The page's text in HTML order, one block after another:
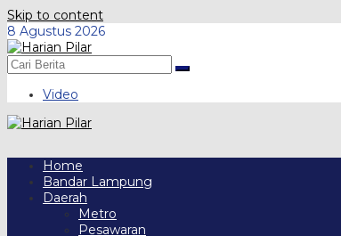
Skip to content
8 Agustus 2026
Video
Home
Bandar Lampung
Daerah
Metro
Pesawaran